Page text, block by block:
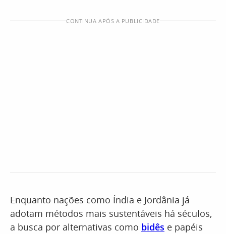
CONTINUA APÓS A PUBLICIDADE
Enquanto nações como Índia e Jordânia já
adotam métodos mais sustentáveis há séculos,
a busca por alternativas como bidês e papéis